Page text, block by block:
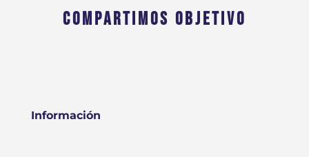
COMPARTIMOS OBJETIVO
Información